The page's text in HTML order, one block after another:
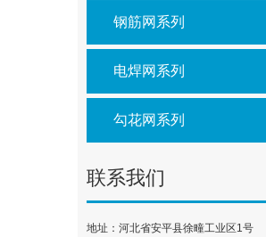
钢筋网系列
电焊网系列
勾花网系列
联系我们
地址：河北省安平县徐疃工业区1号